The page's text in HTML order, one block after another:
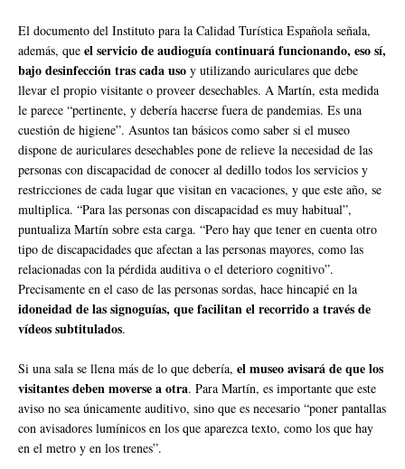
El documento del Instituto para la Calidad Turística Española señala,
además, que el servicio de audioguía continuará funcionando, eso sí,
bajo desinfección tras cada uso y utilizando auriculares que debe
llevar el propio visitante o proveer desechables. A Martín, esta medida
le parece “pertinente, y debería hacerse fuera de pandemias. Es una
cuestión de higiene”. Asuntos tan básicos como saber si el museo
dispone de auriculares desechables pone de relieve la necesidad de las
personas con discapacidad de conocer al dedillo todos los servicios y
restricciones de cada lugar que visitan en vacaciones, y que este año, se
multiplica. “Para las personas con discapacidad es muy habitual”,
puntualiza Martín sobre esta carga. “Pero hay que tener en cuenta otro
tipo de discapacidades que afectan a las personas mayores, como las
relacionadas con la pérdida auditiva o el deterioro cognitivo”.
Precisamente en el caso de las personas sordas, hace hincapié en la
idoneidad de las signoguías, que facilitan el recorrido a través de
vídeos subtitulados.
Si una sala se llena más de lo que debería, el museo avisará de que los
visitantes deben moverse a otra. Para Martín, es importante que este
aviso no sea únicamente auditivo, sino que es necesario “poner pantallas
con avisadores lumínicos en los que aparezca texto, como los que hay
en el metro y en los trenes”.